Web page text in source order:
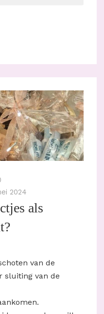
2024
als
van de
sluiting van de